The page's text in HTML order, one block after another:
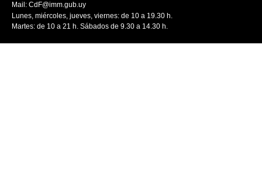
Mail: CdF@imm.gub.uy
Lunes, miércoles, jueves, viernes: de 10 a 19.30 h.
Martes: de 10 a 21 h. Sábados de 9.30 a 14.30 h.